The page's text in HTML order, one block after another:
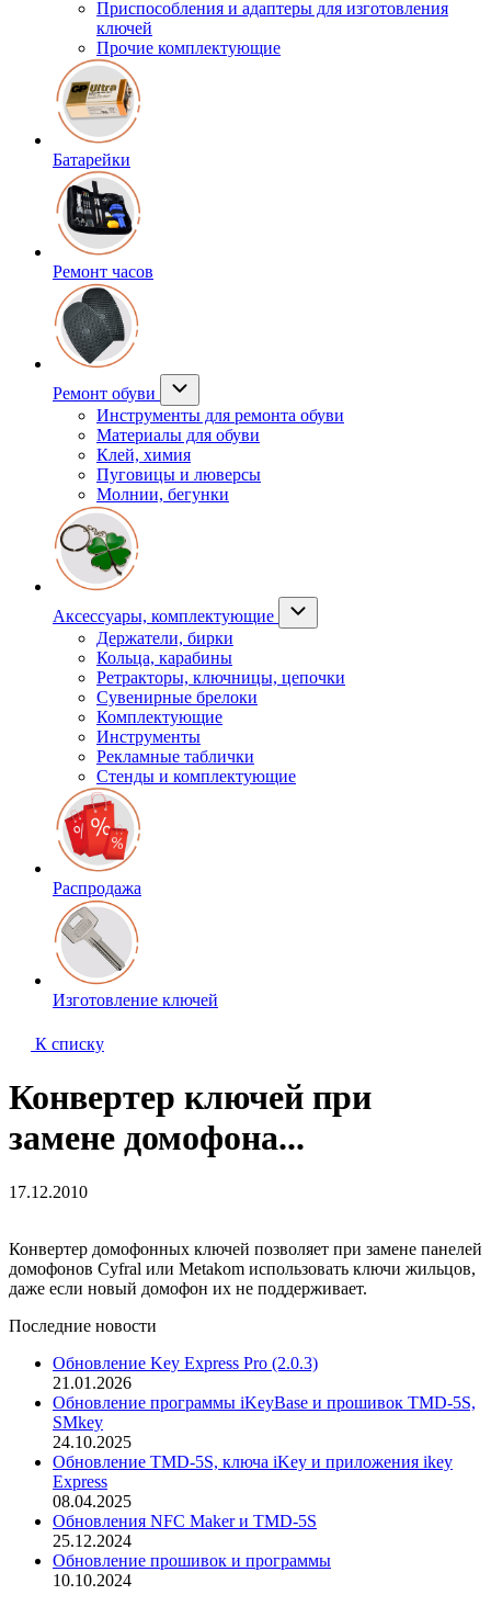
Приспособления и адаптеры для изготовления
ключей
Прочие комплектующие
Батарейки
Ремонт часов
Ремонт обуви
Инструменты для ремонта обуви
Материалы для обуви
Клей, химия
Пуговицы и люверсы
Молнии, бегунки
Аксессуары, комплектующие
Держатели, бирки
Кольца, карабины
Ретракторы, ключницы, цепочки
Сувенирные брелоки
Комплектующие
Инструменты
Рекламные таблички
Стенды и комплектующие
Распродажа
Изготовление ключей
К списку
Конвертер ключей при
замене домофона...
17.12.2010
Конвертер домофонных ключей позволяет при замене панелей
домофонов Cyfral или Metakom использовать ключи жильцов,
даже если новый домофон их не поддерживает.
Последние новости
Обновление Key Express Pro (2.0.3)
21.01.2026
Обновление программы iKeyBase и прошивок TMD-5S,
SMkey
24.10.2025
Обновление TMD-5S, ключа iKey и приложения ikey
Express
08.04.2025
Обновления NFC Maker и TMD-5S
25.12.2024
Обновление прошивок и программы
10.10.2024